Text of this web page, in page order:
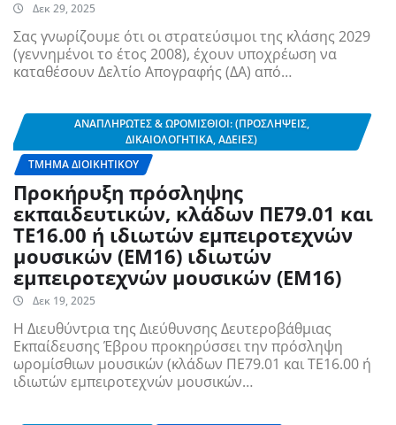
Δεκ 29, 2025
Σας γνωρίζουμε ότι οι στρατεύσιμοι της κλάσης 2029
(γεννημένοι το έτος 2008), έχουν υποχρέωση να
καταθέσουν Δελτίο Απογραφής (ΔΑ) από…
ΑΝΑΠΛΗΡΩΤΈΣ & ΩΡΟΜΊΣΘΙΟΙ: (ΠΡΟΣΛΉΨΕΙΣ,
ΔΙΚΑΙΟΛΟΓΗΤΙΚΆ, ΆΔΕΙΕΣ)
ΤΜΉΜΑ ΔΙΟΙΚΗΤΙΚΟΎ
Προκήρυξη πρόσληψης
εκπαιδευτικών, κλάδων ΠΕ79.01 και
ΤΕ16.00 ή ιδιωτών εμπειροτεχνών
μουσικών (ΕΜ16) ιδιωτών
εμπειροτεχνών μουσικών (ΕΜ16)
Δεκ 19, 2025
Η Διευθύντρια της Διεύθυνσης Δευτεροβάθμιας
Εκπαίδευσης Έβρου προκηρύσσει την πρόσληψη
ωρομίσθιων μουσικών (κλάδων ΠΕ79.01 και ΤΕ16.00 ή
ιδιωτών εμπειροτεχνών μουσικών…